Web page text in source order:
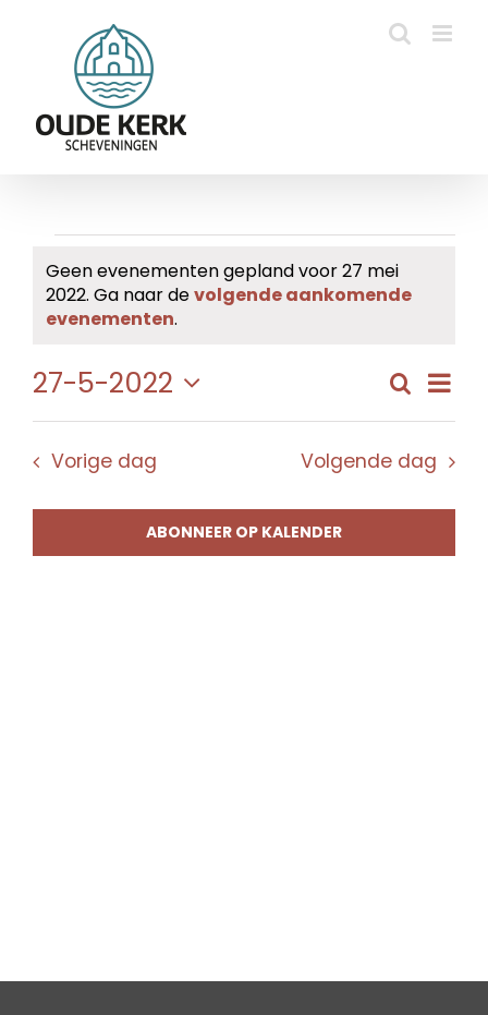
Evenementen
in
27
mei
2022
Bericht
Geen evenementen gepland voor 27 mei
2022. Ga naar devolgende aankomende
evenementen.
en
Zoeken
Dag
27-5-2022
Selecteer
datum.
Vorige dag Volgende dag
ABONNEER OP KALENDER